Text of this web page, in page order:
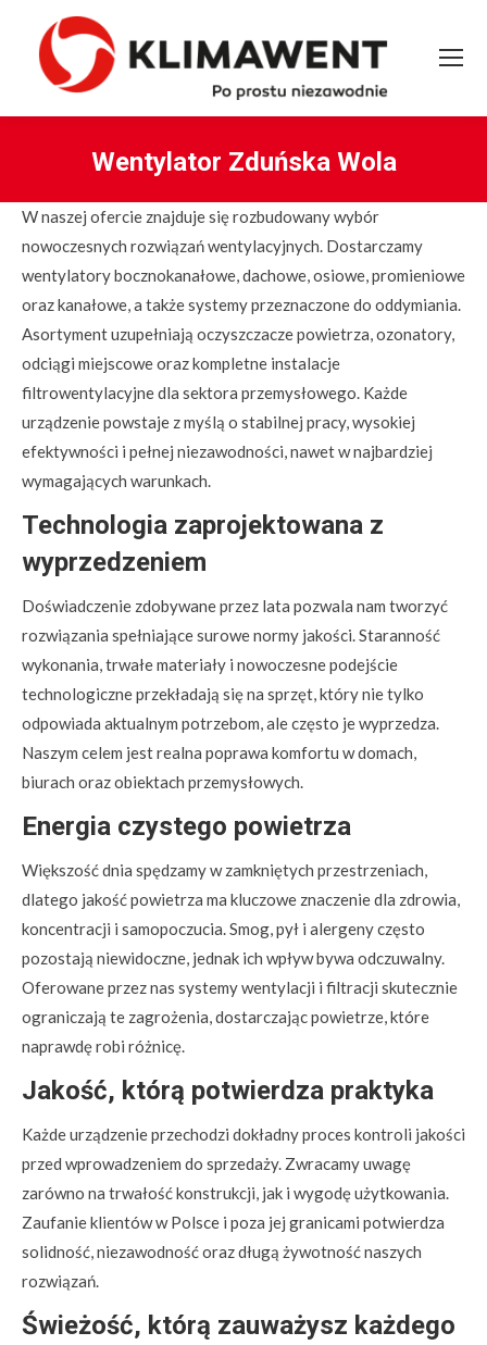
Wentylator Zduńska Wola
W naszej ofercie znajduje się rozbudowany wybór
nowoczesnych rozwiązań wentylacyjnych. Dostarczamy
wentylatory bocznokanałowe, dachowe, osiowe, promieniowe
oraz kanałowe, a także systemy przeznaczone do oddymiania.
Asortyment uzupełniają oczyszczacze powietrza, ozonatory,
odciągi miejscowe oraz kompletne instalacje
filtrowentylacyjne dla sektora przemysłowego. Każde
urządzenie powstaje z myślą o stabilnej pracy, wysokiej
efektywności i pełnej niezawodności, nawet w najbardziej
wymagających warunkach.
Technologia zaprojektowana z
wyprzedzeniem
Doświadczenie zdobywane przez lata pozwala nam tworzyć
rozwiązania spełniające surowe normy jakości. Staranność
wykonania, trwałe materiały i nowoczesne podejście
technologiczne przekładają się na sprzęt, który nie tylko
odpowiada aktualnym potrzebom, ale często je wyprzedza.
Naszym celem jest realna poprawa komfortu w domach,
biurach oraz obiektach przemysłowych.
Energia czystego powietrza
Większość dnia spędzamy w zamkniętych przestrzeniach,
dlatego jakość powietrza ma kluczowe znaczenie dla zdrowia,
koncentracji i samopoczucia. Smog, pył i alergeny często
pozostają niewidoczne, jednak ich wpływ bywa odczuwalny.
Oferowane przez nas systemy wentylacji i filtracji skutecznie
ograniczają te zagrożenia, dostarczając powietrze, które
naprawdę robi różnicę.
Jakość, którą potwierdza praktyka
Każde urządzenie przechodzi dokładny proces kontroli jakości
przed wprowadzeniem do sprzedaży. Zwracamy uwagę
zarówno na trwałość konstrukcji, jak i wygodę użytkowania.
Zaufanie klientów w Polsce i poza jej granicami potwierdza
solidność, niezawodność oraz długą żywotność naszych
rozwiązań.
Świeżość, którą zauważysz każdego